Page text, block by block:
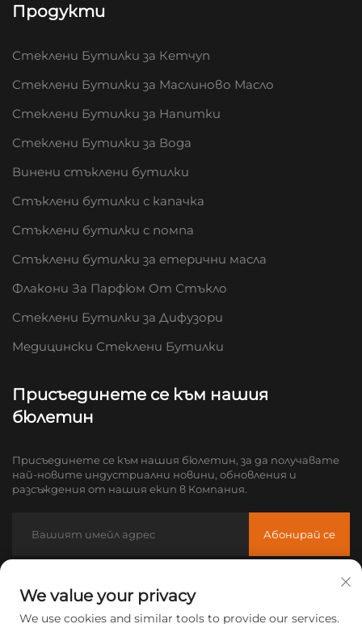
Продукти
Стеклени Бутилки за Кетчуп
Стеклени Бутилки за Маслиново Масло
Стеклени Бутилки за Напитки
Стеклени Бутилки за Вода
Винени стъклени бутилки
Стъклени бутилки с капачка
Стъклени бутилки с помпа
Стъклени бутилки за етерични масла
Флакони За Парфюм От Стъкло
Стеклени Бутилки за Дифузори
Медицински Стеклени Бутилки
Присъединете се към нашия
бюлетин
Присъединете се към нашия бюлетин, за да получавате
най-новите индустриални новини, обновления и
разсъждения от нашия екип в Компания.
Абонирай се
+86-18605685636
We value your privacy
We use cookies and similar tools to provide our services.